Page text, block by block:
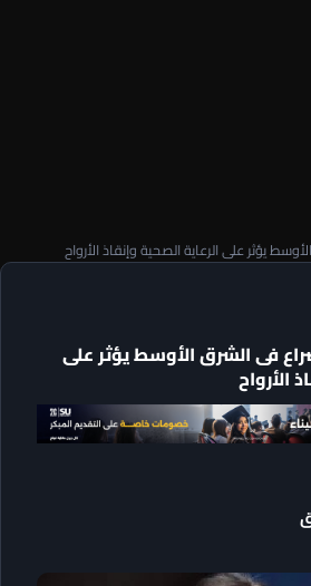
يؤثر على الرعاية الصحية وإنقاذ الأرواح
فى الشرق الأوسط يؤثر على
الأرواح